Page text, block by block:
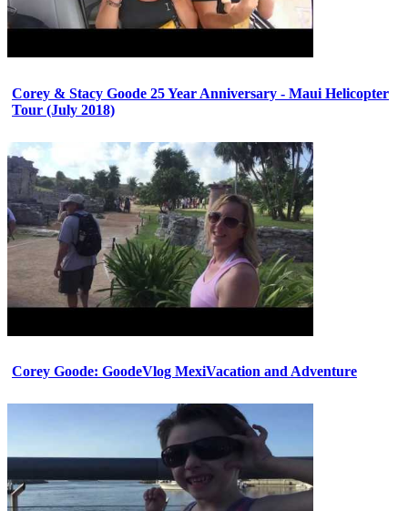
Corey & Stacy Goode 25 Year Anniversary - Maui Helicopter
Tour (July 2018)
Corey Goode: GoodeVlog MexiVacation and Adventure